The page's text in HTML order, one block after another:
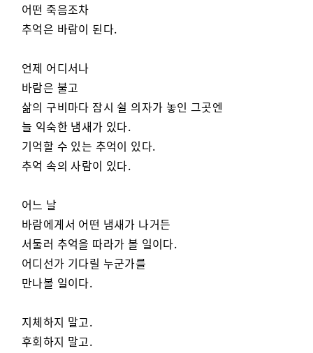
어떤 죽음조차
추억은 바람이 된다.
언제 어디서나
바람은 불고
삶의 구비마다 잠시 쉴 의자가 놓인 그곳엔
늘 익숙한 냄새가 있다.
기억할 수 있는 추억이 있다.
추억 속의 사람이 있다.
어느 날
바람에게서 어떤 냄새가 나거든
서둘러 추억을 따라가 볼 일이다.
어디선가 기다릴 누군가를
만나볼 일이다.
지체하지 말고.
후회하지 말고.